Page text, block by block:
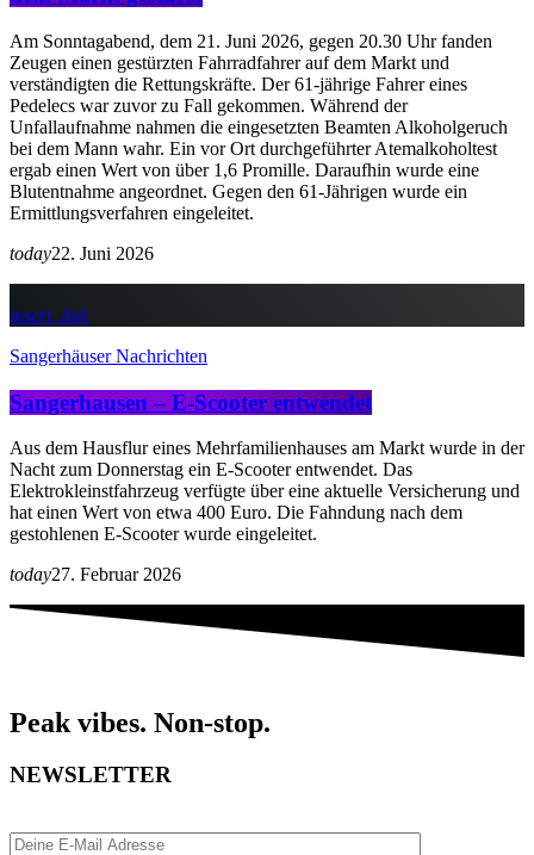
Am Sonntagabend, dem 21. Juni 2026, gegen 20.30 Uhr fanden
Zeugen einen gestürzten Fahrradfahrer auf dem Markt und
verständigten die Rettungskräfte. Der 61-jährige Fahrer eines
Pedelecs war zuvor zu Fall gekommen. Während der
Unfallaufnahme nahmen die eingesetzten Beamten Alkoholgeruch
bei dem Mann wahr. Ein vor Ort durchgeführter Atemalkoholtest
ergab einen Wert von über 1,6 Promille. Daraufhin wurde eine
Blutentnahme angeordnet. Gegen den 61-Jährigen wurde ein
Ermittlungsverfahren eingeleitet.
today22. Juni 2026
insert_link
Sangerhäuser Nachrichten
Sangerhausen – E-Scooter entwendet
Aus dem Hausflur eines Mehrfamilienhauses am Markt wurde in der
Nacht zum Donnerstag ein E-Scooter entwendet. Das
Elektrokleinstfahrzeug verfügte über eine aktuelle Versicherung und
hat einen Wert von etwa 400 Euro. Die Fahndung nach dem
gestohlenen E-Scooter wurde eingeleitet.
today27. Februar 2026
Peak vibes. Non-stop.
NEWSLETTER